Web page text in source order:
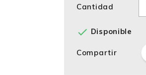
Cantidad
 Disponible
Compartir